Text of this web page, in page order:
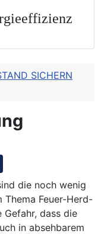
SICHERN
die noch wenig
Thema Feuer-Herd-
dass die
in absehbarem